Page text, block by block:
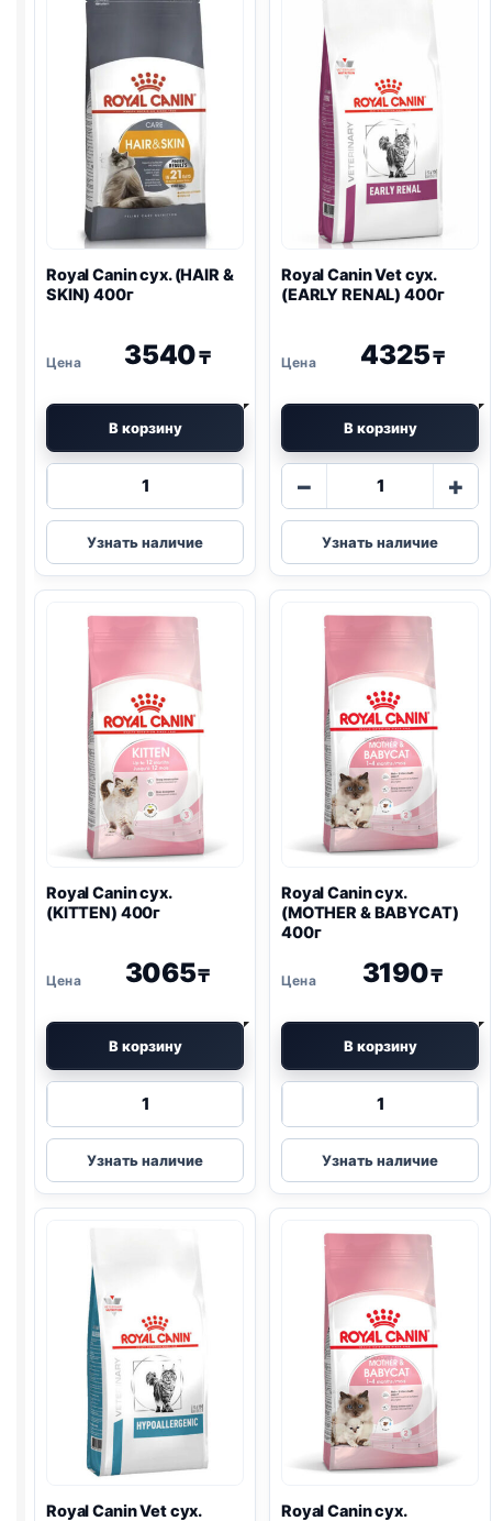
Royal Canin сух. (HAIR &
SKIN) 400г
3540₸
В корзину
Количество
Royal
Canin
сух.
400г
Узнать наличие
Royal Canin Vet сух.
(EARLYRENAL) 400г
4325₸
В корзину
−
Количество
Royal
Canin
Vet
(EARLY
)
400г
+
Узнать наличие
Royal Canin сух.
(KITTEN) 400г
3065₸
В корзину
Количество
Royal
Canin
сух.
Узнать наличие
Royal Canin сух.
(MOTHER & BABYCAT)
400г
3190₸
В корзину
Количество
Royal
Canin
сух.
BABYCAT)
400г
Узнать наличие
Royal Canin Vet сух.
Royal Canin сух.